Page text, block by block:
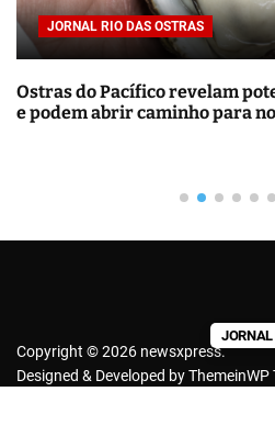
r
:
JORNAL RIO DAS OSTRAS
do Pacífico revelam
abrir caminho para
Copyright © 2026 newsxpress.
Designed & Developed byThemeinWP
JORNAL